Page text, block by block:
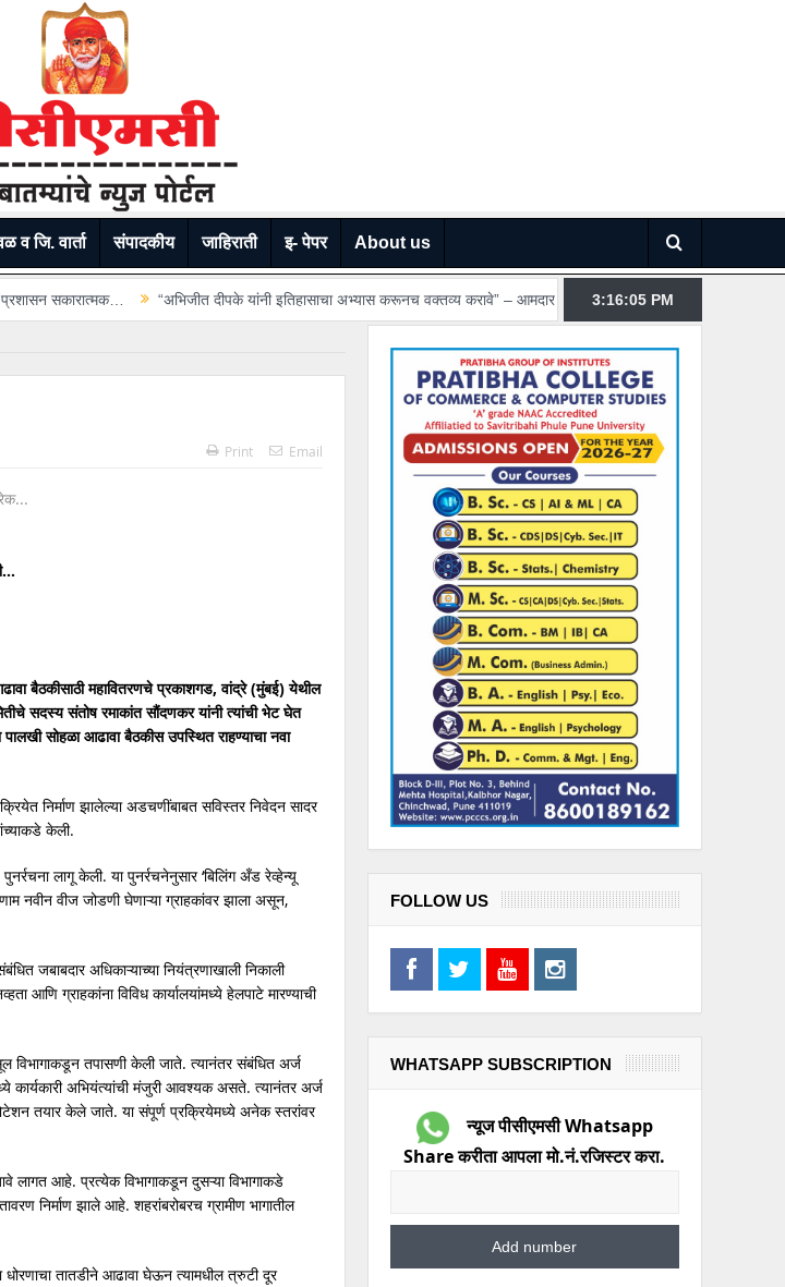
व जि. वार्ता संपादकीय जाहिराती इ- पेपर About us
“अभिजीत दीपके यांनी इतिहासाचा अभ्यास करूनच वक्तव्य करावे” – आमदार अमित गोरखे… थेरगाव रुग्णालयातील सुरक्षा रक्षकाविरोधात
3:16:07PM
Print Email
बैठकीसाठी महावितरणचे प्रकाशगड, वांद्रे (मुंबई) येथील
सदस्य संतोष रमाकांत सौंदणकर यांनी त्यांची भेट घेत
सोहळा आढावा बैठकीस उपस्थित राहण्याचा नवा
निर्माण झालेल्या अडचणींबाबत सविस्तर निवेदन सादर
केली.
लागू केली. या पुनर्रचनेनुसार ‘बिलिंग अँड रेव्हेन्यू
नवीन वीज जोडणी घेणाऱ्या ग्राहकांवर झाला असून,
जबाबदार अधिकाऱ्याच्या नियंत्रणाखाली निकाली
आणि ग्राहकांना विविध कार्यालयांमध्ये हेलपाटे मारण्याची
विभागाकडून तपासणी केली जाते. त्यानंतर संबंधित अर्ज
कार्यकारी अभियंत्यांची मंजुरी आवश्यक असते. त्यानंतर अर्ज
तयार केले जाते. या संपूर्ण प्रक्रियेमध्ये अनेक स्तरांवर
लागत आहे. प्रत्येक विभागाकडून दुसऱ्या विभागाकडे
निर्माण झाले आहे. शहरांबरोबरच ग्रामीण भागातील
धोरणाचा तातडीने आढावा घेऊन त्यामधील त्रुटी दूर
FOLLOW US
WHATSAPP SUBSCRIPTION
न्यूज पीसीएमसी Whatsapp
Share करीता आपला मो.नं.रजिस्टर करा.